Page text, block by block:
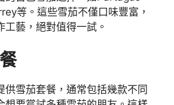
等。這些雪茄不僅口味豐富，
工藝，絕對值得一試。
供雪茄套餐，通常包括幾款不同